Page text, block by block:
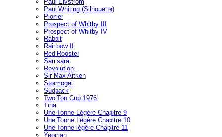
Paul Elvström
Paul Whiting (Silhouette)
Pionier
Prospect of Whitby III
Prospect of Whitby IV
Rabbit
Rainbow II
Red Rooster
Samsara
Revolution
Sir Max Aitken
Stormogel
Sudpack
Two Ton Cup 1976
Tina
Une Tonne Légère Chapitre 9
Une Tonne Légère Chapitre 10
Une Tonne légère Chapitre 11
Yeoman